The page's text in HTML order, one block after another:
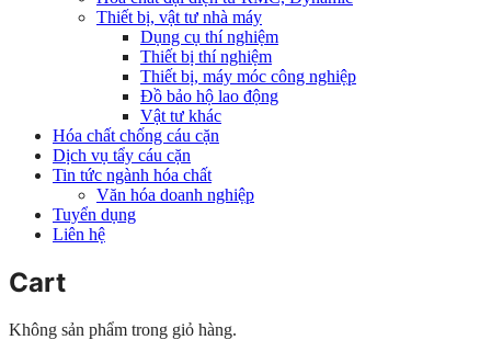
Thiết bị, vật tư nhà máy
Dụng cụ thí nghiệm
Thiết bị thí nghiệm
Thiết bị, máy móc công nghiệp
Đồ bảo hộ lao động
Vật tư khác
Hóa chất chống cáu cặn
Dịch vụ tẩy cáu cặn
Tin tức ngành hóa chất
Văn hóa doanh nghiệp
Tuyển dụng
Liên hệ
Cart
Không sản phẩm trong giỏ hàng.